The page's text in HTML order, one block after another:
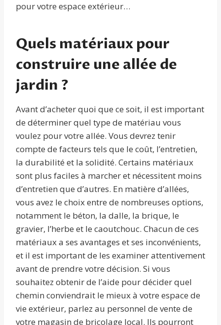
pour votre espace extérieur…
Quels matériaux pour
construire une allée de
jardin ?
Avant d’acheter quoi que ce soit, il est important
de déterminer quel type de matériau vous
voulez pour votre allée. Vous devrez tenir
compte de facteurs tels que le coût, l’entretien,
la durabilité et la solidité. Certains matériaux
sont plus faciles à marcher et nécessitent moins
d’entretien que d’autres. En matière d’allées,
vous avez le choix entre de nombreuses options,
notamment le béton, la dalle, la brique, le
gravier, l’herbe et le caoutchouc. Chacun de ces
matériaux a ses avantages et ses inconvénients,
et il est important de les examiner attentivement
avant de prendre votre décision. Si vous
souhaitez obtenir de l’aide pour décider quel
chemin conviendrait le mieux à votre espace de
vie extérieur, parlez au personnel de vente de
votre magasin de bricolage local. Ils pourront